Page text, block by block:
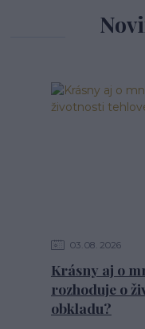
03 08 2026
Krásny aj o
rozhoduje o
obkladu?